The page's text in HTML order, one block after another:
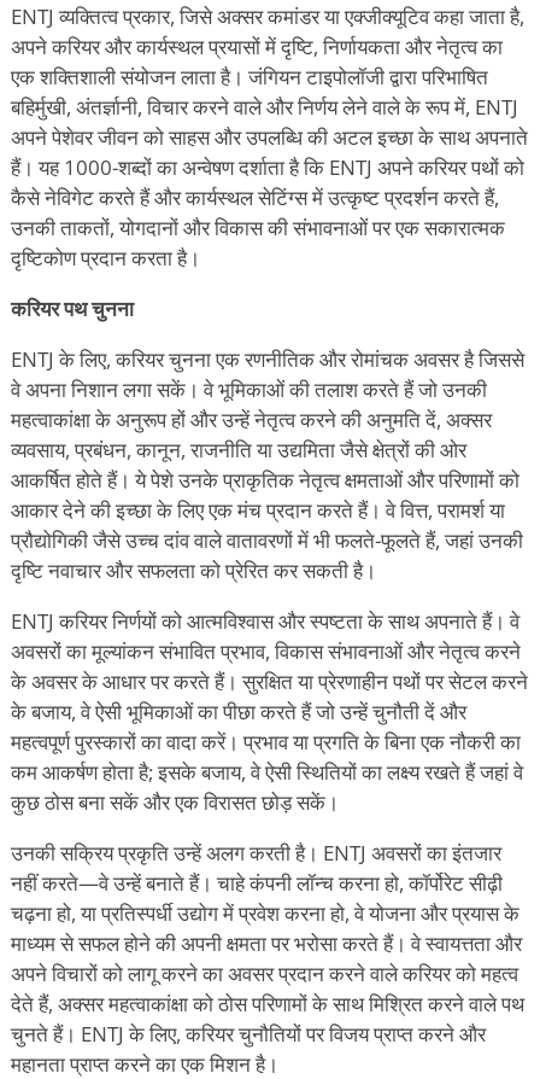
ENTJ व्यक्तित्व प्रकार, जिसे अक्सर कमांडर या एक्जीक्यूटिव कहा जाता है,
अपने करियर और कार्यस्थल प्रयासों में दृष्टि, निर्णायकता और नेतृत्व का
एक शक्तिशाली संयोजन लाता है। जंगियन टाइपोलॉजीद्वारा परिभाषित
बहिर्मुखी, अंतर्ज्ञानी, विचार करने वाले और निर्णय लेने वाले के रूप में, ENTJ
अपने पेशेवर जीवन को साहस और उपलब्धि की अटल इच्छा के साथ अपनाते
हैं। यह 1000-शब्दों का अन्वेषण दर्शाता है कि ENTJ अपने करियर पथों को
कैसे नेविगेट करते हैं और कार्यस्थल सेटिंग्स में उत्कृष्ट प्रदर्शन करते हैं,
उनकी ताकतों, योगदानों और विकास की संभावनाओं पर एक सकारात्मक
दृष्टिकोण प्रदान करता है।
करियर पथ चुनना
ENTJ के लिए, करियर चुनना एक रणनीतिक और रोमांचक अवसर है जिससे
वे अपना निशान लगा सकें। वे भूमिकाओं की तलाश करते हैं जो उनकी
महत्वाकांक्षा के अनुरूप हों और उन्हें नेतृत्व करने की अनुमति दें, अक्सर
व्यवसाय, प्रबंधन, कानून, राजनीति या उद्यमिता जैसे क्षेत्रों की ओर
आकर्षित होते हैं। ये पेशे उनके प्राकृतिक नेतृत्व क्षमताओं और परिणामों को
आकार देने की इच्छा के लिए एक मंच प्रदान करते हैं। वे वित्त, परामर्श या
प्रौद्योगिकी जैसे उच्च दांव वाले वातावरणों में भी फलते-फूलते हैं, जहां उनकी
दृष्टि नवाचार और सफलता को प्रेरित कर सकती है।
ENTJ करियर निर्णयों को आत्मविश्वास और स्पष्टता के साथ अपनाते हैं। वे
अवसरों का मूल्यांकन संभावित प्रभाव, विकास संभावनाओं और नेतृत्व करने
के अवसर के आधार पर करते हैं। सुरक्षित या प्रेरणाहीन पथों पर सेटल करने
के बजाय, वे ऐसी भूमिकाओं का पीछा करते हैं जो उन्हें चुनौती दें और
महत्वपूर्ण पुरस्कारों का वादा करें। प्रभाव या प्रगति के बिना एक नौकरी का
कम आकर्षण होता है; इसके बजाय, वे ऐसी स्थितियों का लक्ष्य रखते हैं जहां वे
कुछ ठोस बना सकें और एक विरासत छोड़ सकें।
उनकी सक्रिय प्रकृति उन्हें अलग करती है। ENTJ अवसरों का इंतजार
नहीं करते—वे उन्हें बनाते हैं। चाहे कंपनी लॉन्च करना हो, कॉर्पोरेट सीढ़ी
चढ़ना हो, या प्रतिस्पर्धी उद्योग में प्रवेश करना हो, वे योजना और प्रयास के
माध्यम से सफल होने की अपनी क्षमता पर भरोसा करते हैं। वे स्वायत्तता और
अपने विचारों को लागू करने का अवसर प्रदान करने वाले करियर को महत्व
देते हैं, अक्सर महत्वाकांक्षा को ठोस परिणामों के साथ मिश्रित करने वाले पथ
चुनते हैं। ENTJ के लिए, करियर चुनौतियों पर विजय प्राप्त करने और
महानता प्राप्त करने का एक मिशन है।